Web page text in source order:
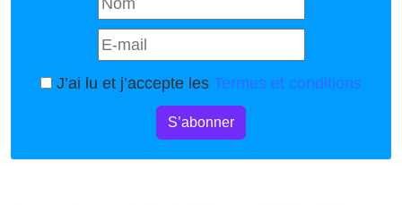
J’ai lu et j’accepte les Termes et conditions
S’abonner